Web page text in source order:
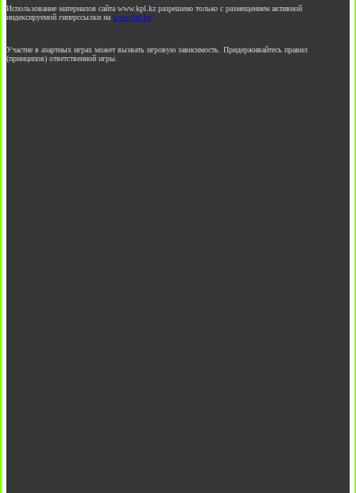
Использование материалов сайта www.kpl.kz разрешено только с размещением активной
индексируемой гиперссылки на www.kpl.kz
Участие в азартных играх может вызвать игровую зависимость. Придерживайтесь правил
(принципов) ответственной игры.